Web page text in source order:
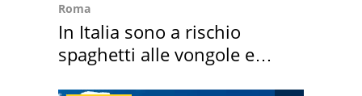
Roma
In Italia sono a rischio
spaghetti alle vongole e